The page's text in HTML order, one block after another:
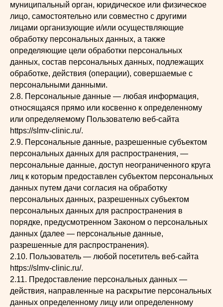
муниципальный орган, юридическое или физическое
лицо, самостоятельно или совместно с другими
лицами организующие и/или осуществляющие
обработку персональных данных, а также
определяющие цели обработки персональных
данных, состав персональных данных, подлежащих
обработке, действия (операции), совершаемые с
персональными данными.
2.8. Персональные данные — любая информация,
относящаяся прямо или косвенно к определенному
или определяемому Пользователю веб-сайта
https://slmv-clinic.ru/.
2.9. Персональные данные, разрешенные субъектом
персональных данных для распространения, —
персональные данные, доступ неограниченного круга
лиц к которым предоставлен субъектом персональных
данных путем дачи согласия на обработку
персональных данных, разрешенных субъектом
персональных данных для распространения в
порядке, предусмотренном Законом о персональных
данных (далее — персональные данные,
разрешенные для распространения).
2.10. Пользователь — любой посетитель веб-сайта
https://slmv-clinic.ru/.
2.11. Предоставление персональных данных —
действия, направленные на раскрытие персональных
данных определенному лицу или определенному